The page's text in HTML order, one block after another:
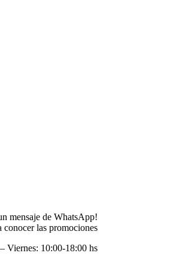
mensaje de WhatsApp!
conocer las promociones
Viernes: 10:00-18:00 hs